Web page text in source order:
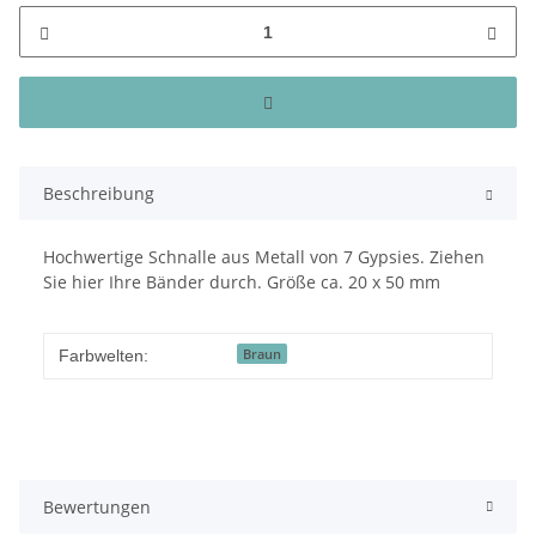
Beschreibung
Hochwertige Schnalle aus Metall von 7 Gypsies. Ziehen
Sie hier Ihre Bänder durch. Größe ca. 20 x 50 mm
Farbwelten: Braun
Bewertungen